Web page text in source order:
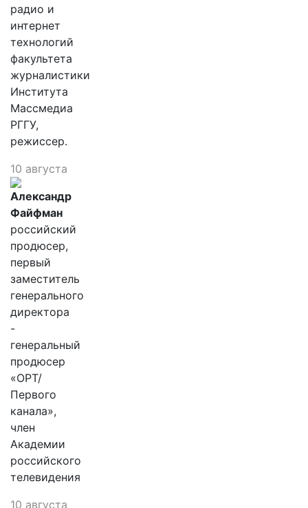
радио и
интернет
технологий
факультета
журналистики
Института
Массмедиа
РГГУ,
режиссер.
10 августа
Александр
Файфман
российский
продюсер,
первый
заместитель
генерального
директора
-
генеральный
продюсер
«ОРТ/
Первого
канала»,
член
Академии
российского
телевидения
10 августа